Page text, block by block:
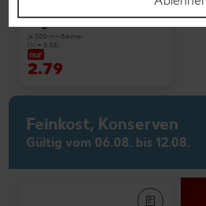
je 500-ml-Becher
(1 l = 5.58)
nur
2.79
Feinkost, Konserven
Gültig vom 06.08. bis 12.08.